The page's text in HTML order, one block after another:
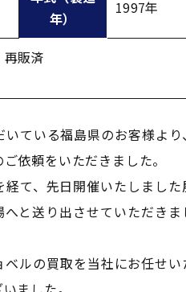
年）
1997年
販済
ている福島県のお客様より
依頼をいただきました。
て、先日開催いたしました
と送り出させていただきま
ルの買取を当社にお任せい